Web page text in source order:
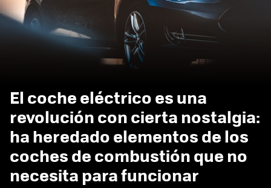
El coche eléctrico es una
revolución con cierta nostalgia:
ha heredado elementos de los
coches de combustión que no
necesita para funcionar